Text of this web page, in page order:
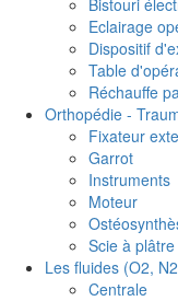
Bistouri
Eclairage
Dispositif
Table
Réchauffe
Orthopédie -
Fixateur
Garrot
Instruments
Moteur
Scie à plâtre
Les fluides (O2,
Centrale